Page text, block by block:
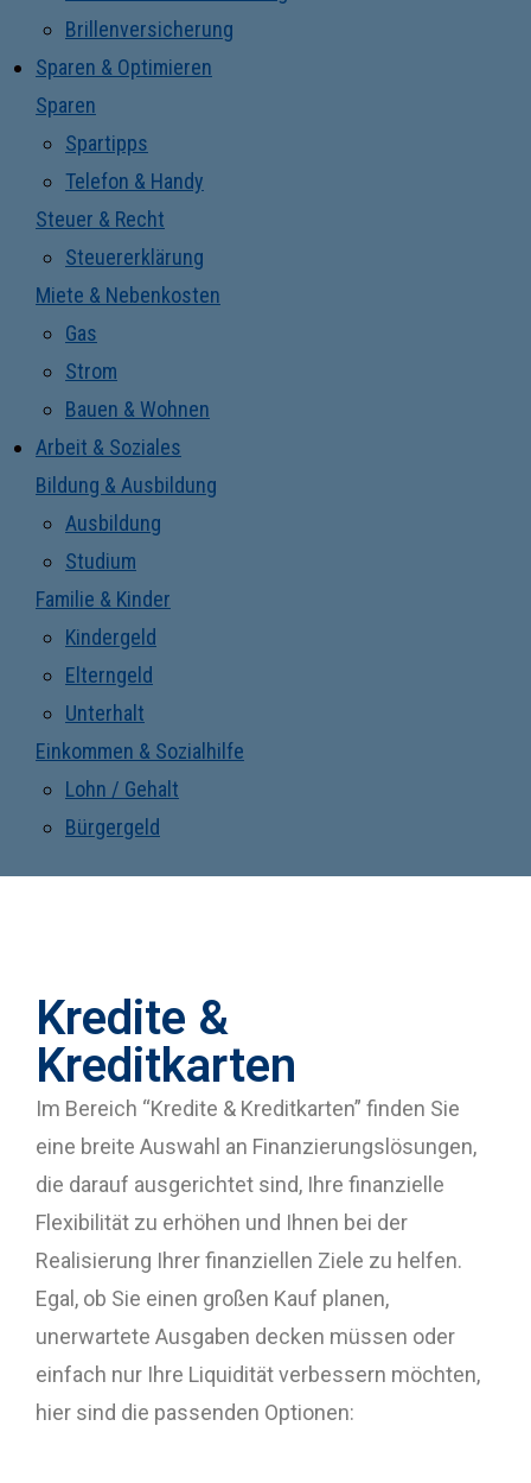
Brillenversicherung
Sparen & Optimieren
Sparen
Spartipps
Telefon & Handy
Steuer & Recht
Steuererklärung
Miete & Nebenkosten
Gas
Strom
Bauen & Wohnen
Arbeit & Soziales
Bildung & Ausbildung
Ausbildung
Studium
Familie & Kinder
Kindergeld
Elterngeld
Unterhalt
Einkommen & Sozialhilfe
Lohn / Gehalt
Bürgergeld
Kredite &
Kreditkarten
Im Bereich “Kredite & Kreditkarten” finden Sie
eine breite Auswahl an Finanzierungslösungen,
die darauf ausgerichtet sind, Ihre finanzielle
Flexibilität zu erhöhen und Ihnen bei der
Realisierung Ihrer finanziellen Ziele zu helfen.
Egal, ob Sie einen großen Kauf planen,
unerwartete Ausgaben decken müssen oder
einfach nur Ihre Liquidität verbessern möchten,
hier sind die passenden Optionen: